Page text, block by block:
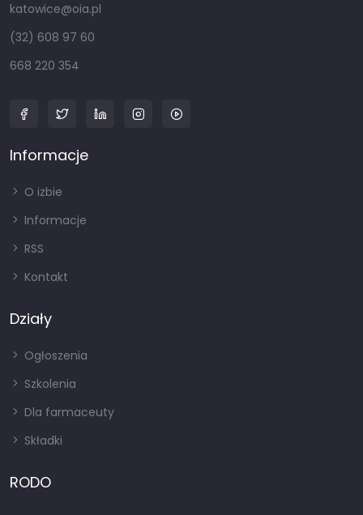
katowice@oia.pl
(32) 608 97 60
668 220 354
Informacje
O izbie
Informacje
RSS
Kontakt
Działy
Ogłoszenia
Szkolenia
Dla farmaceuty
Składki
RODO